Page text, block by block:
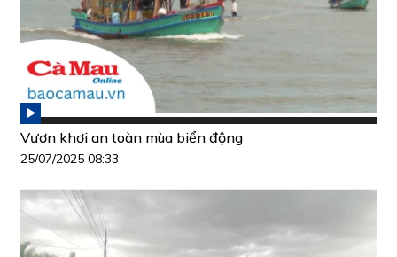
Vươn khơi an toàn mùa biển động
25/07/2025 08:33